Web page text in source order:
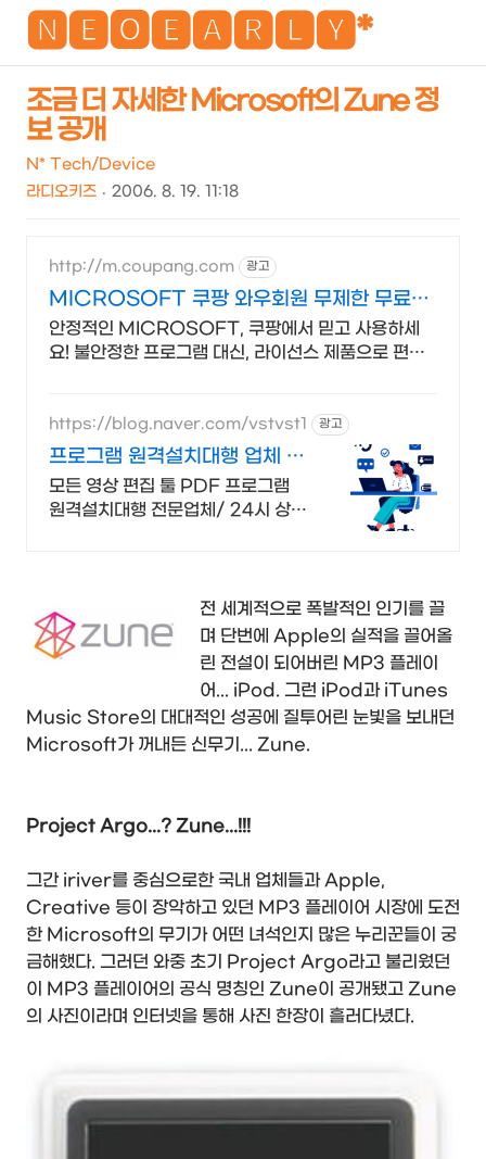
🅽🅴🅾🅴🅰🆁🅻🆈*
조금 더 자세한 Microsoft의 Zune 정
보 공개
N* Tech/Device
라디오키즈
2006. 8. 19. 11:18
http://m.coupang.com 광고
MICROSOFT 쿠팡 와우회원 무제한 무료배
송
안정적인 MICROSOFT, 쿠팡에서 믿고 사용하세
요! 불안정한 프로그램 대신, 라이선스 제품으로 편리
https://blog.naver.com/vstvst1 광고
프로그램 원격설치대행 업체 프
로그램 원격설치대행 전문
모든 영상 편집 툴 PDF 프로그램
원격설치대행 전문업체/ 24시 상
전 세계적으로 폭발적인 인기를 끌
며 단번에 Apple의 실적을 끌어올
린 전설이 되어버린 MP3 플레이
어... iPod. 그런 iPod과 iTunes
Music Store의 대대적인 성공에 질투어린 눈빛을 보내던
Microsoft가 꺼내든 신무기... Zune.
Project Argo...? Zune...!!!
그간 iriver를 중심으로한 국내 업체들과 Apple,
Creative 등이 장악하고 있던 MP3 플레이어 시장에 도전
한 Microsoft의 무기가 어떤 녀석인지 많은 누리꾼들이 궁
금해했다. 그러던 와중 초기 Project Argo라고 불리웠던
이 MP3 플레이어의 공식 명칭인 Zune이 공개됐고 Zune
의 사진이라며 인터넷을 통해 사진 한장이 흘러다녔다.